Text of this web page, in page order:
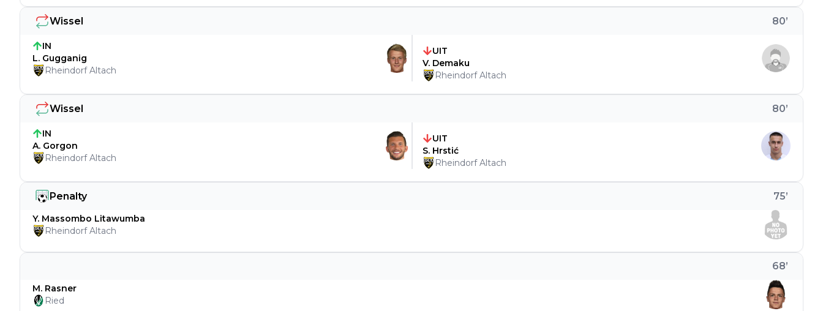
68’
M. Rasner
Ried
Penalty 75’
Y. Massombo Litawumba
Rheindorf Altach
Wissel 80’
IN
A. Gorgon
Rheindorf Altach
UIT
S. Hrstić
Rheindorf Altach
Wissel 80’
IN
L. Gugganig
Rheindorf Altach
UIT
V. Demaku
Rheindorf Altach